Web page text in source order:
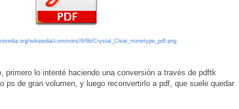
wikipedia/commons/6/6b/Crystal_Clear_mimetype_pdf.png
primero lo intenté haciendo una conversión a través de pdftk
ps de gran volumen, y luego reconvertirlo a pdf, que suele quedar